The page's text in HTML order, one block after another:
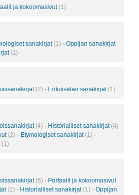
ja kokoomasivut (1)
sanakirjat (1) · Oppijan sanakirjat
(1)
(2) · Erikoisalan sanakirjat (1)
(4) · Historialliset sanakirjat (4)
(2) · Etymologiset sanakirjat (1) ·
(1)
(6) · Portaalit ja kokoomasivut
(2) · Historialliset sanakirjat (1) · Oppijan